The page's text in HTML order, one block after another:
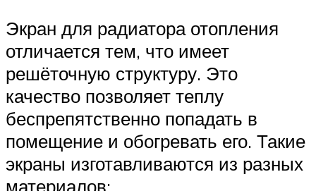
Экран для радиатора отопления
отличается тем, что имеет
решёточную структуру. Это
качество позволяет теплу
беспрепятственно попадать в
помещение и обогревать его. Такие
экраны изготавливаются из разных
материалов: